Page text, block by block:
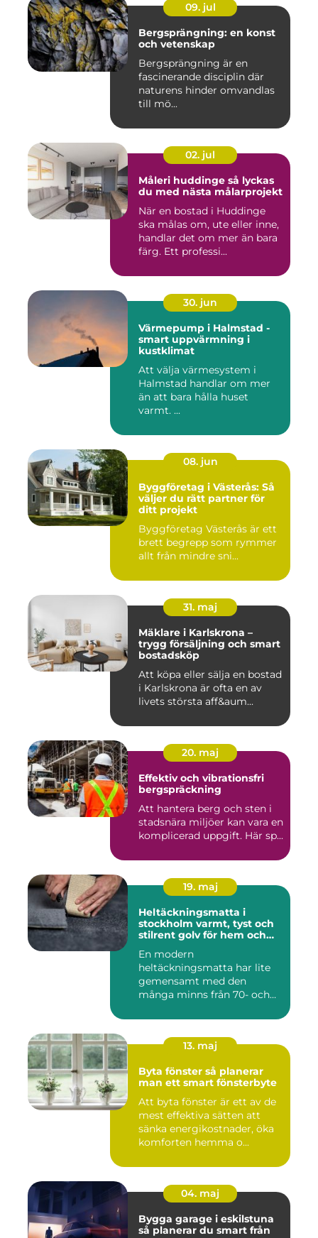
09. jul
Bergsprängning: en konst
och vetenskap
Bergsprängning är en
fascinerande disciplin där
naturens hinder omvandlas
till mö...
02. jul
Måleri huddinge så lyckas
du med nästa målarprojekt
När en bostad i Huddinge
ska målas om, ute eller inne,
handlar det om mer än bara
färg. Ett professi...
30. jun
Värmepump i Halmstad -
smart uppvärmning i
kustklimat
Att välja värmesystem i
Halmstad handlar om mer
än att bara hålla huset
varmt. ...
08. jun
Byggföretag i Västerås: Så
väljer du rätt partner för
ditt projekt
Byggföretag Västerås är ett
brett begrepp som rymmer
allt från mindre sni...
31. maj
Mäklare i Karlskrona –
trygg försäljning och smart
bostadsköp
Att köpa eller sälja en bostad
i Karlskrona är ofta en av
livets största aff&aum...
20. maj
Effektiv och vibrationsfri
bergspräckning
Att hantera berg och sten i
stadsnära miljöer kan vara en
komplicerad uppgift. Här sp...
19. maj
Heltäckningsmatta i
stockholm varmt, tyst och
stilrent golv för hem och
En modern
heltäckningsmatta har lite
gemensamt med den
många minns från 70- och
13. maj
Byta fönster så planerar
man ett smart fönsterbyte
Att byta fönster är ett av de
mest effektiva sätten att
sänka energikostnader, öka
komforten hemma o...
04. maj
Bygga garage i eskilstuna
så planerar du smart från